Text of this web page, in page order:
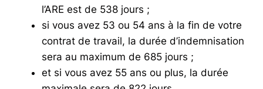
l’ARE est de 538 jours ;
si vous avez 53 ou 54 ans à la fin de votre
contrat de travail, la durée d’indemnisation
sera au maximum de 685 jours ;
et si vous avez 55 ans ou plus, la durée